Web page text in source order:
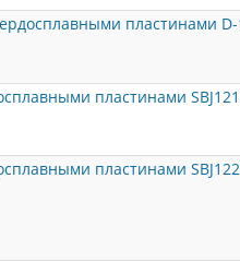
пластинами D-
пластинами
пластинами